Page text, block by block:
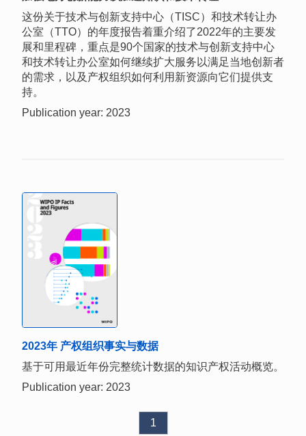
这份关于技术与创新支持中心（TISC）和技术转让办
公室（TTO）的年度报告着重介绍了2022年的主要发
展和里程碑，重点是90个国家的技术与创新支持中心
和技术转让办公室如何继续扩大服务以满足当地创新者
的需求，以及产权组织如何利用新资源向它们提供支
持。
Publication year: 2023
2023年 产权组织事实与数据
基于可用最近年份完整统计数据的知识产权活动概览。
Publication year: 2023
1